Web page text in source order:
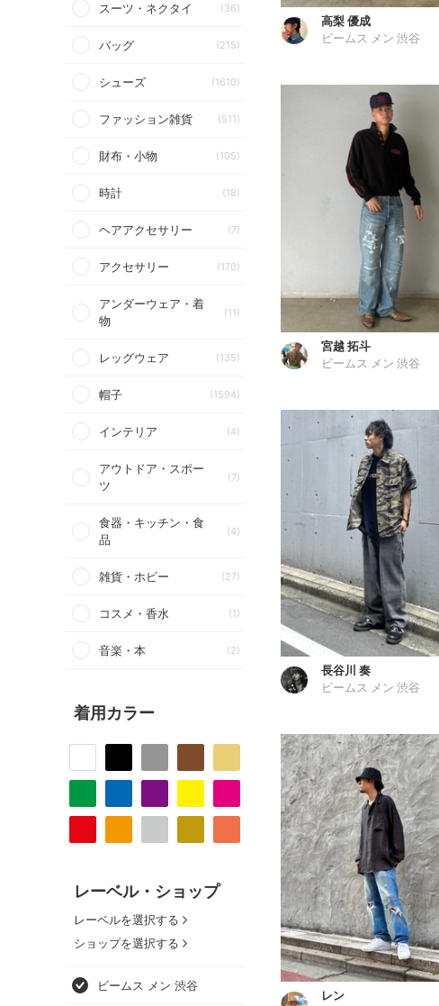
スーツ・ネクタイ (36)
バッグ (215)
シューズ (1610)
ファッション雑貨 (511)
財布・小物 (105)
時計 (18)
ヘアアクセサリー (7)
アクセサリー (170)
アンダーウェア・着
物
(11)
レッグウェア (135)
帽子 (1594)
インテリア (4)
アウトドア・スポー
ツ
(7)
食器・キッチン・食
品
(4)
雑貨・ホビー (27)
コスメ・香水 (1)
音楽・本 (2)
着用カラー
レーベル・ショップ
レーベルを選択する
ショップを選択する
ビームス メン 渋谷
高梨 優成
ビームス メン 渋谷
宮越 拓斗
ビームス メン 渋谷
長谷川 奏
ビームス メン 渋谷
レン